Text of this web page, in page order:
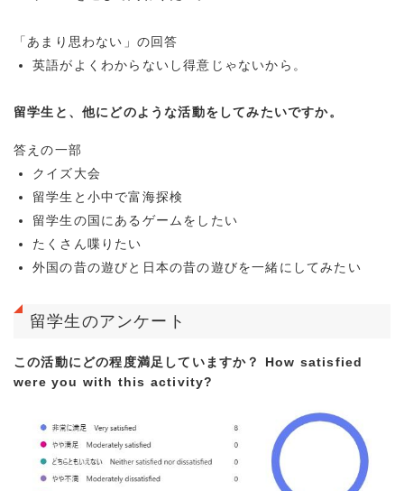
「あまり思わない」の回答
英語がよくわからないし得意じゃないから。
留学生と、他にどのような活動をしてみたいですか。
答えの一部
クイズ大会
留学生と小中で富海探検
留学生の国にあるゲームをしたい
たくさん喋りたい
外国の昔の遊びと日本の昔の遊びを一緒にしてみたい
留学生のアンケート
この活動にどの程度満足していますか？ How satisfied
were you with this activity?